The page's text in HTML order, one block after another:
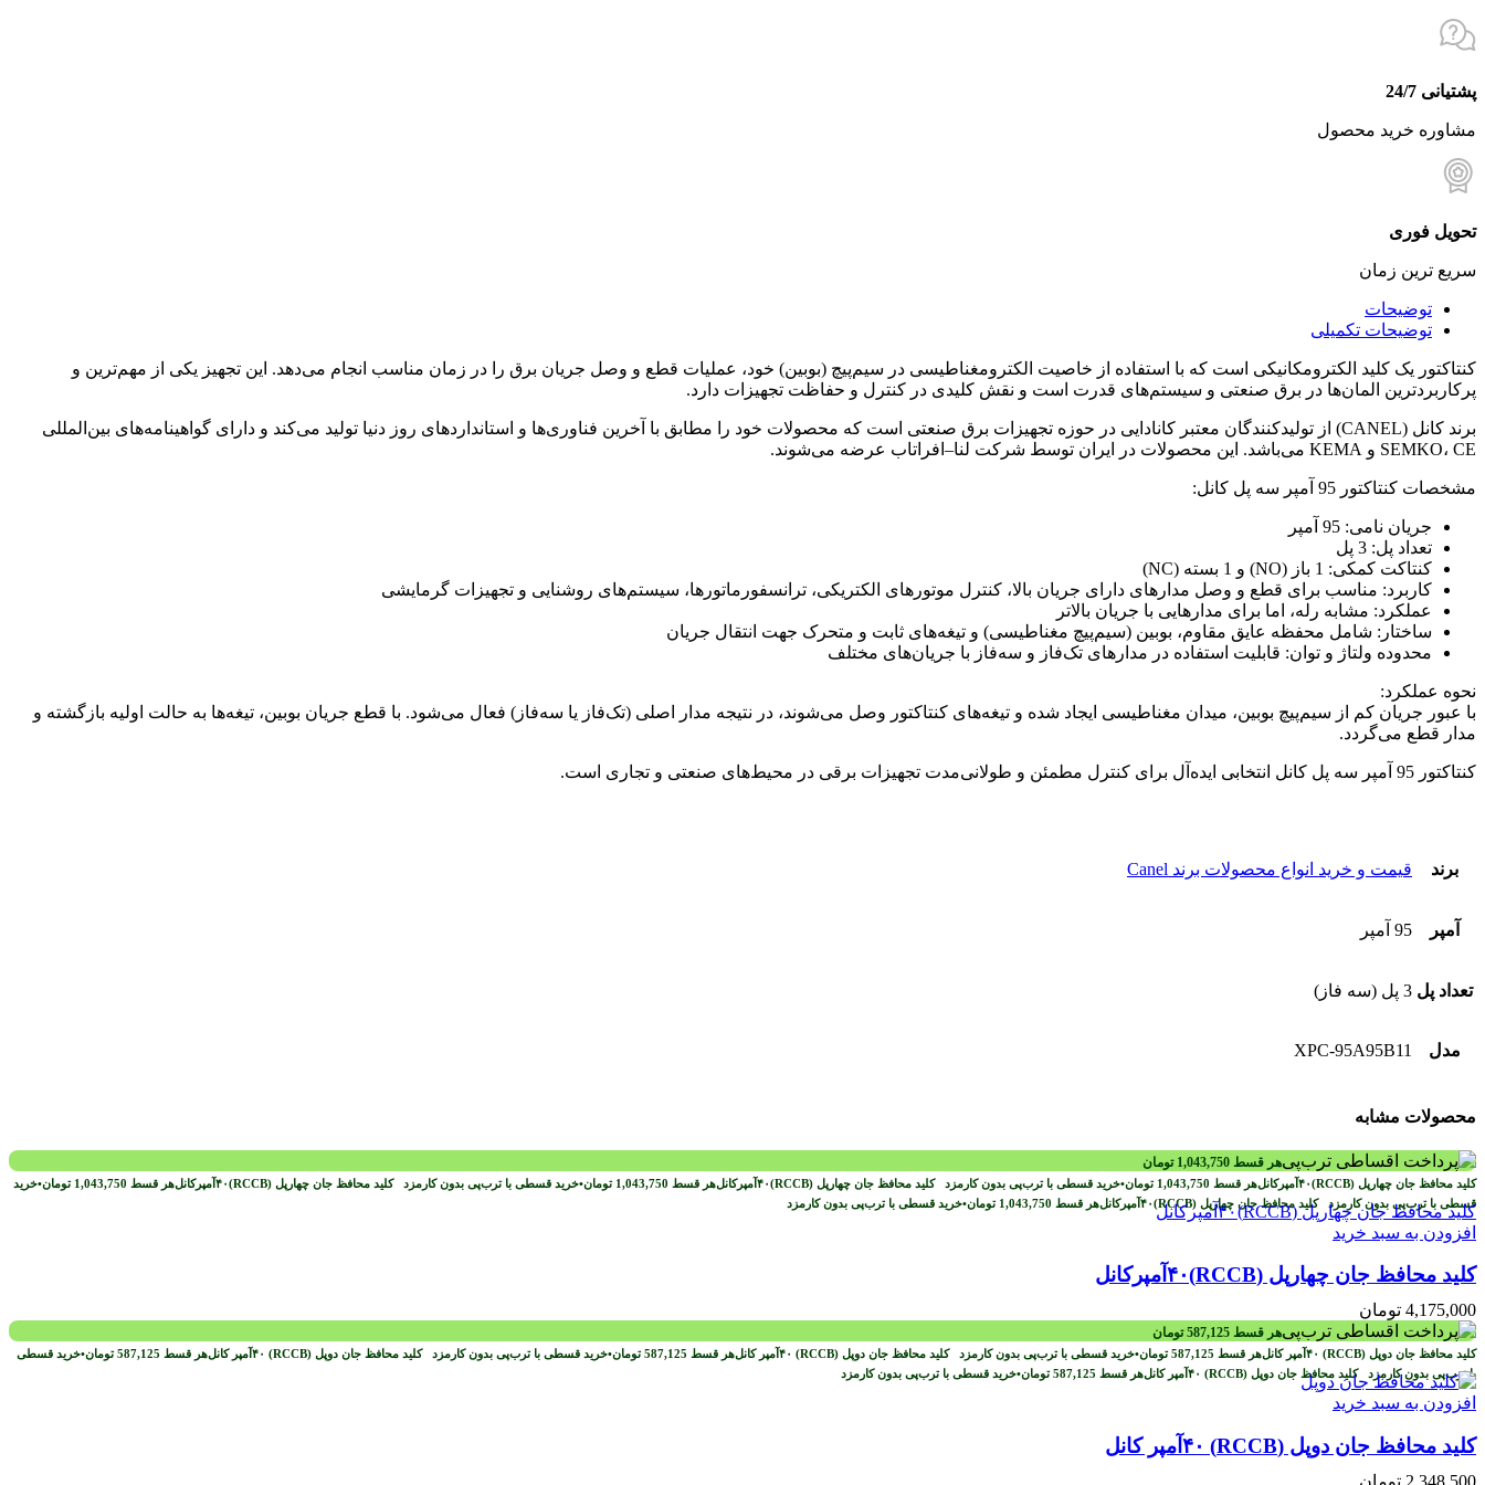
پشتیانی 24/7
مشاوره خرید محصول
تحویل فوری
سریع ترین زمان
توضیحات
توضیحات تکمیلی
کنتاکتور یک کلید الکترومکانیکی است که با استفاده از خاصیت الکترومغناطیسی در سیم‌پیچ (بوبین) خود، عملیات قطع و وصل جریان برق را در زمان مناسب انجام می‌دهد. این تجهیز یکی از مهم‌ترین و
پرکاربردترین المان‌ها در برق صنعتی و سیستم‌های قدرت است و نقش کلیدی در کنترل و حفاظت تجهیزات دارد.
برند کانل (CANEL) از تولیدکنندگان معتبر کانادایی در حوزه تجهیزات برق صنعتی است که محصولات خود را مطابق با آخرین فناوری‌ها و استانداردهای روز دنیا تولید می‌کند و دارای گواهینامه‌های بین‌المللی
SEMKO، CE و KEMA می‌باشد. این محصولات در ایران توسط شرکت لنا–افراتاب عرضه می‌شوند.
مشخصات کنتاکتور 95 آمپر سه پل کانل:
جریان نامی: 95 آمپر
تعداد پل: 3 پل
کنتاکت کمکی: 1 باز (NO) و 1 بسته (NC)
کاربرد: مناسب برای قطع و وصل مدارهای دارای جریان بالا، کنترل موتورهای الکتریکی، ترانسفورماتورها، سیستم‌های روشنایی و تجهیزات گرمایشی
عملکرد: مشابه رله، اما برای مدارهایی با جریان بالاتر
ساختار: شامل محفظه عایق مقاوم، بوبین (سیم‌پیچ مغناطیسی) و تیغه‌های ثابت و متحرک جهت انتقال جریان
محدوده ولتاژ و توان: قابلیت استفاده در مدارهای تک‌فاز و سه‌فاز با جریان‌های مختلف
نحوه عملکرد:
با عبور جریان کم از سیم‌پیچ بوبین، میدان مغناطیسی ایجاد شده و تیغه‌های کنتاکتور وصل می‌شوند، در نتیجه مدار اصلی (تک‌فاز یا سه‌فاز) فعال می‌شود. با قطع جریان بوبین، تیغه‌ها به حالت اولیه بازگشته و
مدار قطع می‌گردد.
کنتاکتور 95 آمپر سه پل کانل انتخابی ایده‌آل برای کنترل مطمئن و طولانی‌مدت تجهیزات برقی در محیط‌های صنعتی و تجاری است.
برند قیمت و خرید انواع محصولات برند Canel
آمپر 95 آمپر
تعداد پل 3 پل (سه فاز)
مدل XPC-95A95B11
محصولات مشابه
هر قسط 1,043,750 تومان
هر قسط 1,043,750 تومان•خرید قسطی با ترب‌پی بدون کارمزد هر قسط 1,043,750 تومان•خرید قسطی با ترب‌پی بدون کارمزد هر قسط 1,043,750 تومان•خرید
قسطی با ترب‌پی بدون کارمزد
هر قسط 1,043,750 تومان•خرید قسطی با ترب‌پی بدون کارمزد
افزودن به سبد خرید
کلید محافظ جان چهارپل (RCCB)۴۰آمپرکانل
4,175,000 تومان
هر قسط 587,125 تومان
هر قسط 587,125 تومان•خرید قسطی با ترب‌پی بدون کارمزد هر قسط 587,125 تومان•خرید قسطی با ترب‌پی بدون کارمزد هر قسط 587,125 تومان•خرید قسطی
با ترب‌پی بدون کارمزد
هر قسط 587,125 تومان•خرید قسطی با ترب‌پی بدون کارمزد
افزودن به سبد خرید
کلید محافظ جان دوپل (RCCB) ۴۰آمپر کانل